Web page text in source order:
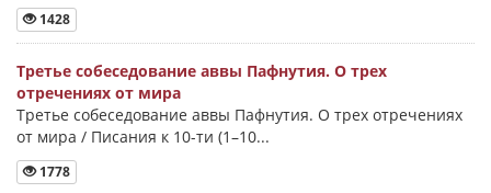
1428
Третье собеседование аввы Пафнутия. О трех
отречениях от мира
Третье собеседование аввы Пафнутия. О трех отречениях
от мира / Писания к 10-ти (1–10...
1778